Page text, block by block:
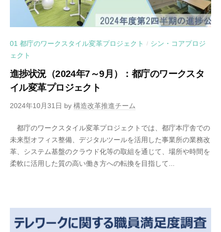
01 都庁のワークスタイル変革プロジェクト / シン・コアプロジ
ェクト
進捗状況（2024年7～9月）：都庁のワークスタ
イル変革プロジェクト
2024年10月31日 by 構造改革推進チーム
都庁のワークスタイル変革プロジェクトでは、都庁本庁舎での
未来型オフィス整備、デジタルツールを活用した事業所の業務改
革、システム基盤のクラウド化等の取組を通じて、場所や時間を
柔軟に活用した質の高い働き方への転換を目指して...